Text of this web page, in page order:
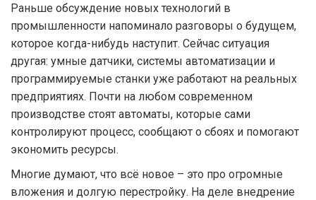
Раньше обсуждение новых технологий в
промышленности напоминало разговоры о будущем,
которое когда-нибудь наступит. Сейчас ситуация
другая: умные датчики, системы автоматизации и
программируемые станки уже работают на реальных
предприятиях. Почти на любом современном
производстве стоят автоматы, которые сами
контролируют процесс, сообщают о сбоях и помогают
экономить ресурсы.
Многие думают, что всё новое – это про огромные
вложения и долгую перестройку. На деле внедрение